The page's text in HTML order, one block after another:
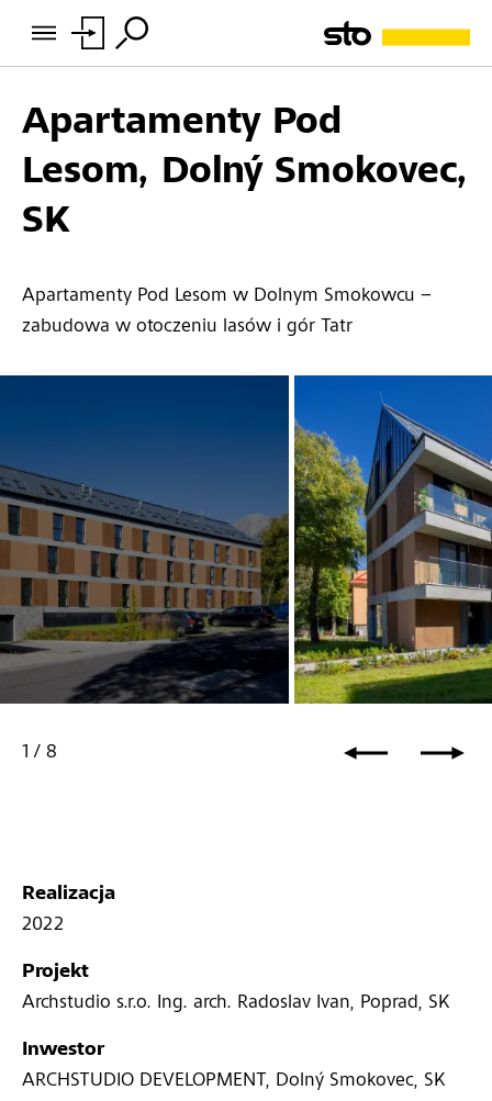
Apartamenty Pod
Lesom, Dolný Smokovec,
SK
Apartamenty Pod Lesom w Dolnym Smokowcu –
zabudowa w otoczeniu lasów i gór Tatr
1 / 8
Realizacja
2022
Projekt
Archstudio s.r.o. Ing. arch. Radoslav Ivan, Poprad, SK
Inwestor
ARCHSTUDIO DEVELOPMENT, Dolný Smokovec, SK